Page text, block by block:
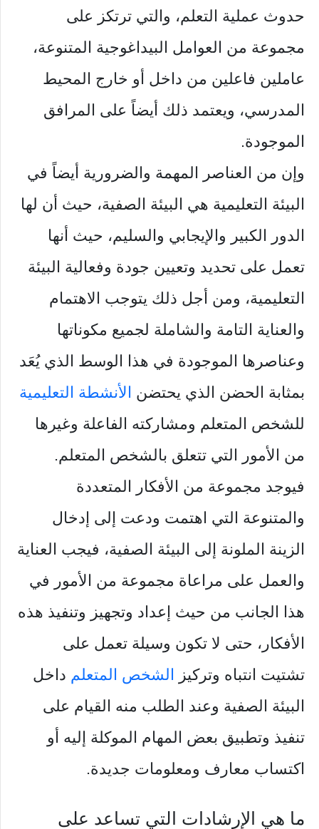
حدوث عملية التعلم، والتي ترتكز على
مجموعة من العوامل البيداغوجية المتنوعة،
عاملين فاعلين من داخل أو خارج المحيط
المدرسي، ويعتمد ذلك أيضاً على المرافق
الموجودة.
وإن من العناصر المهمة والضرورية أيضاً في
البيئة التعليمية هي البيئة الصفية، حيث أن لها
الدور الكبير والإيجابي والسليم، حيث أنها
تعمل على تحديد وتعيين جودة وفعالية البيئة
التعليمية، ومن أجل ذلك يتوجب الاهتمام
والعناية التامة والشاملة لجميع مكوناتها
وعناصرها الموجودة في هذا الوسط الذي يُعَد
بمثابة الحضن الذي يحتضن الأنشطة التعليمية
للشخص المتعلم ومشاركته الفاعلة وغيرها
من الأمور التي تتعلق بالشخص المتعلم.
فيوجد مجموعة من الأفكار المتعددة
والمتنوعة التي اهتمت ودعت إلى إدخال
الزينة الملونة إلى البيئة الصفية، فيجب العناية
والعمل على مراعاة مجموعة من الأمور في
هذا الجانب من حيث إعداد وتجهيز وتنفيذ هذه
الأفكار، حتى لا تكون وسيلة تعمل على
تشتيت انتباه وتركيز الشخص المتعلم داخل
البيئة الصفية وعند الطلب منه القيام على
تنفيذ وتطبيق بعض المهام الموكلة إليه أو
اكتساب معارف ومعلومات جديدة.
ما هي الإرشادات التي تساعد على